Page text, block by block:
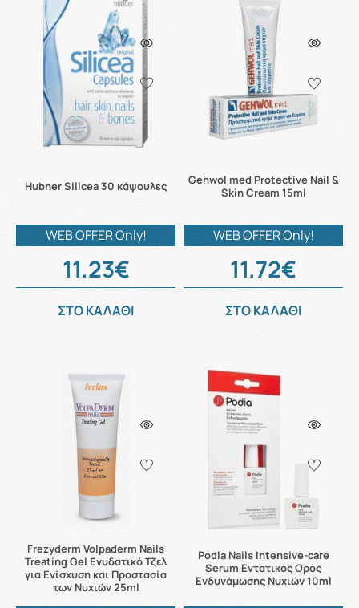
Hubner Silicea 30 κάψουλες
WEB OFFER Only!
11.23€
ΣΤΟ ΚΑΛΑΘΙ
Gehwol med Protective Nail &
Skin Cream 15ml
WEB OFFER Only!
11.72€
ΣΤΟ ΚΑΛΑΘΙ
Frezyderm Volpaderm Nails
Treating Gel Ενυδατικό Τζελ
για Ενίσχυση και Προστασία
των Νυχιών 25ml
Podia Nails Intensive-care
Serum Εντατικός Ορός
Ενδυνάμωσης Νυχιών 10ml